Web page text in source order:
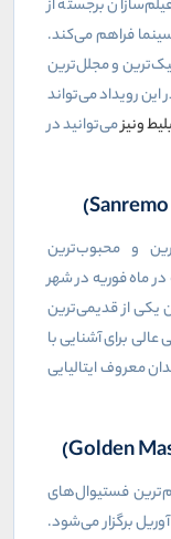
برجسته از
فراهم می‌کند.
و مجلل‌ترین
رویداد می‌تواند
بلیط ونیزمی‌توانید در
و محبوب‌ترین
ماه فوریه در شهر
یکی از قدیمی‌ترین
برای آشنایی با
معروف ایتالیایی
فستیوال‌های
برگزار می‌شود.